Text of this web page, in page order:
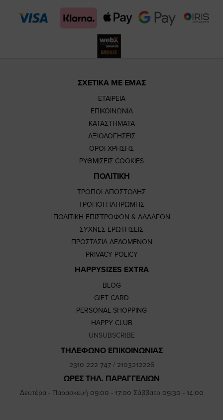
pagepage
ΣΧΕΤΙΚΑ ΜΕ ΕΜΑΣ
ΕΤΑΙΡΕΙΑ
ΕΠΙΚΟΙΝΩΝΙΑ
ΚΑΤΑΣΤΗΜΑΤΑ
ΑΞΙΟΛΟΓΗΣΕΙΣ
ΟΡΟΙ ΧΡΗΣΗΣ
ΡΥΘΜΙΣΕΙΣ COOKIES
ΠΟΛΙΤΙΚΗ
ΤΡΟΠΟΙ ΑΠΟΣΤΟΛΗΣ
ΤΡΟΠΟΙ ΠΛΗΡΩΜΗΣ
ΠΟΛΙΤΙΚΗ ΕΠΙΣΤΡΟΦΩΝ & ΑΛΛΑΓΩΝ
ΣΥΧΝΕΣ ΕΡΩΤΗΣΕΙΣ
ΠΡΟΣΤΑΣΙΑ ΔΕΔΟΜΕΝΩΝ
PRIVACY POLICY
HAPPYSIZES EXTRA
BLOG
GIFT CARD
PERSONAL SHOPPING
HAPPY CLUB
UNSUBSCRIBE
ΤΗΛΕΦΩΝΟ ΕΠΙΚΟΙΝΩΝΙΑΣ
2310 222 747/ 2103212226
ΩΡΕΣ ΤΗΛ. ΠΑΡΑΓΓΕΛΙΩΝ
Δευτέρα - Παρασκευή 09:00 - 17:00 Σάββατο 09:30 - 14:00